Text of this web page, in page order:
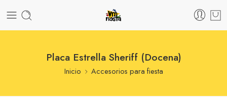
Placa Estrella Sheriff (Docena)
Inicio Accesorios para fiesta